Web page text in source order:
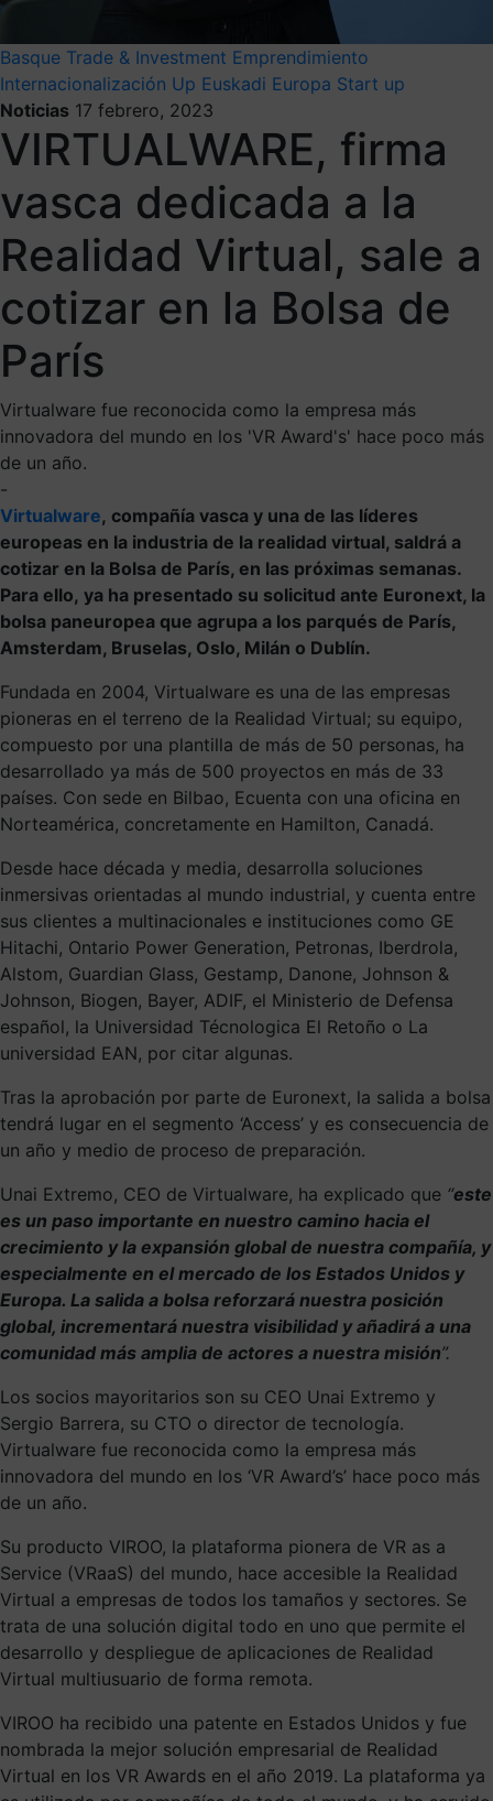
Basque Trade & Investment Emprendimiento
Internacionalización Up Euskadi Europa Start up
Noticias 17 febrero, 2023
VIRTUALWARE, firma
vasca dedicada a la
Realidad Virtual, sale a
cotizar en la Bolsa de
París
Virtualware fue reconocida como la empresa más
innovadora del mundo en los 'VR Award's' hace poco más
de un año.
-
Virtualware, compañía vasca y una de las líderes
europeas en la industria de la realidad virtual, saldrá a
cotizar en la Bolsa de París, en las próximas semanas.
Para ello, ya ha presentado su solicitud ante Euronext, la
bolsa paneuropea que agrupa a los parqués de París,
Amsterdam, Bruselas, Oslo, Milán o Dublín.
Fundada en 2004, Virtualware es una de las empresas
pioneras en el terreno de la Realidad Virtual; su equipo,
compuesto por una plantilla de más de 50 personas, ha
desarrollado ya más de 500 proyectos en más de 33
países. Con sede en Bilbao, Ecuenta con una oficina en
Norteamérica, concretamente en Hamilton, Canadá.
Desde hace década y media, desarrolla soluciones
inmersivas orientadas al mundo industrial, y cuenta entre
sus clientes a multinacionales e instituciones como GE
Hitachi, Ontario Power Generation, Petronas, Iberdrola,
Alstom, Guardian Glass, Gestamp, Danone, Johnson &
Johnson, Biogen, Bayer, ADIF, el Ministerio de Defensa
español, la Universidad Técnologica El Retoño o La
universidad EAN, por citar algunas.
Tras la aprobación por parte de Euronext, la salida a bolsa
tendrá lugar en el segmento ‘Access’ y es consecuencia de
un año y medio de proceso de preparación.
Unai Extremo, CEO de Virtualware, ha explicado que “este
es un paso importante en nuestro camino hacia el
crecimiento y la expansión global de nuestra compañía, y
especialmente en el mercado de los Estados Unidos y
Europa. La salida a bolsa reforzará nuestra posición
global, incrementará nuestra visibilidad y añadirá a una
comunidad más amplia de actores a nuestra misión”.
Los socios mayoritarios son su CEO Unai Extremo y
Sergio Barrera, su CTO o director de tecnología.
Virtualware fue reconocida como la empresa más
innovadora del mundo en los ‘VR Award’s’ hace poco más
de un año.
Su producto VIROO, la plataforma pionera de VR as a
Service (VRaaS) del mundo, hace accesible la Realidad
Virtual a empresas de todos los tamaños y sectores. Se
trata de una solución digital todo en uno que permite el
desarrollo y despliegue de aplicaciones de Realidad
Virtual multiusuario de forma remota.
VIROO ha recibido una patente en Estados Unidos y fue
nombrada la mejor solución empresarial de Realidad
Virtual en los VR Awards en el año 2019. La plataforma ya